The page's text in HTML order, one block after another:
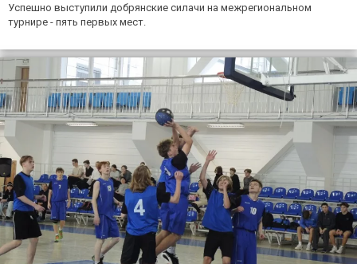
Успешно выступили добрянские силачи на межрегиональном
турнире - пять первых мест.